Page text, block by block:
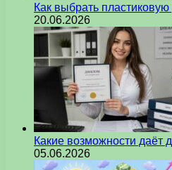
Как выбрать
20.06.2026
Какие возможности даёт
05.06.2026